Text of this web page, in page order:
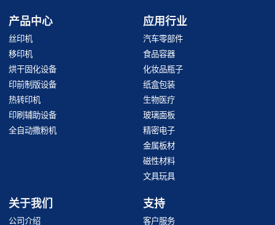
产品中心
丝印机
移印机
烘干固化设备
印前制版设备
热转印机
印刷辅助设备
全自动撒粉机
应用行业
汽车零部件
食品容器
化妆品瓶子
纸盒包装
生物医疗
玻璃面板
精密电子
金属板材
磁性材料
文具玩具
关于我们
公司介绍
支持
客户服务